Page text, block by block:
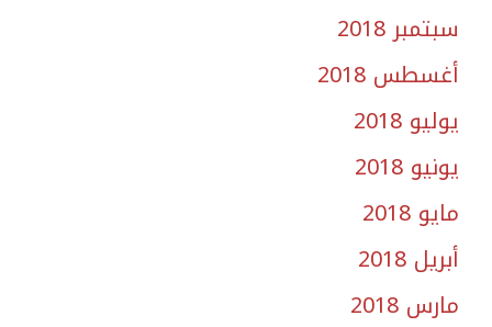
سبتمبر 2018
أغسطس 2018
يوليو 2018
يونيو 2018
مايو 2018
أبريل 2018
مارس 2018